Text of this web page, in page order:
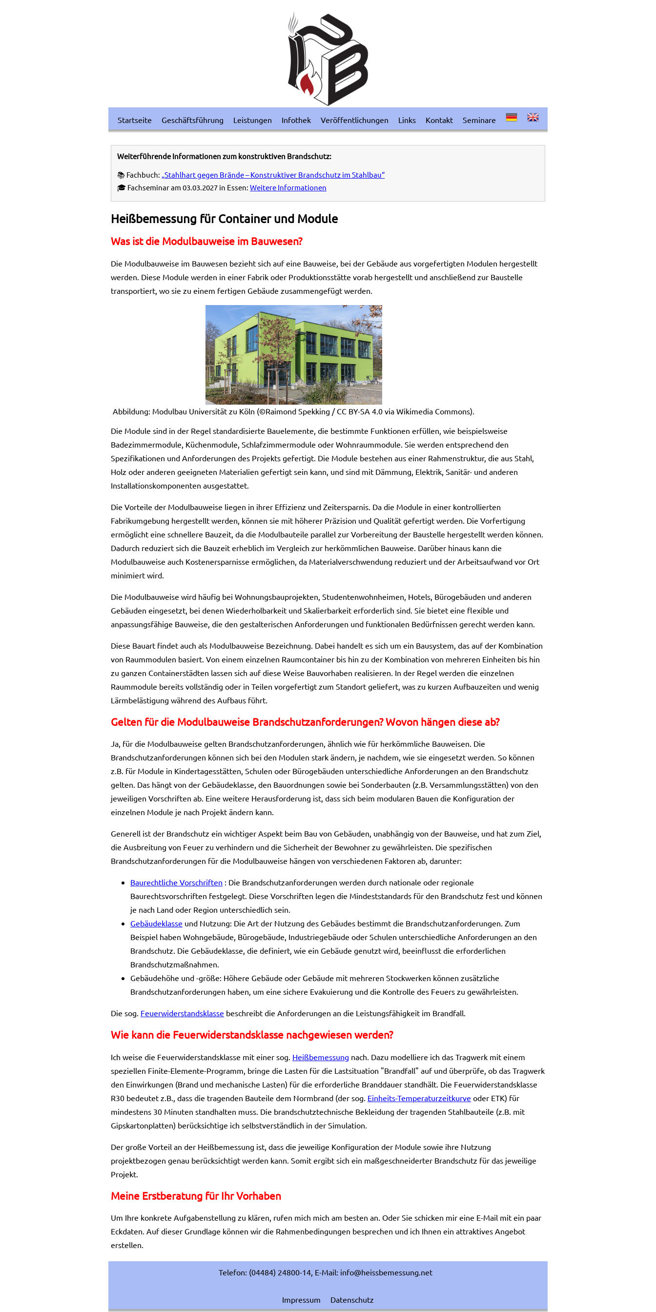
Startseite Geschäftsführung Leistungen Infothek Veröffentlichungen Links Kontakt Seminare
Weiterführende Informationen zum konstruktiven Brandschutz:
📚 Fachbuch: „Stahlhart gegen Brände – Konstruktiver Brandschutz im Stahlbau“
🎓 Fachseminar am 03.03.2027 in Essen: Weitere Informationen
Heißbemessung für Container und Module
Was ist die Modulbauweise im Bauwesen?
Die Modulbauweise im Bauwesen bezieht sich auf eine Bauweise, bei der Gebäude aus vorgefertigten Modulen hergestellt
werden. Diese Module werden in einer Fabrik oder Produktionsstätte vorab hergestellt und anschließend zur Baustelle
transportiert, wo sie zu einem fertigen Gebäude zusammengefügt werden.
Abbildung: Modulbau Universität zu Köln (©Raimond Spekking / CC BY-SA 4.0 via Wikimedia Commons).
Die Module sind in der Regel standardisierte Bauelemente, die bestimmte Funktionen erfüllen, wie beispielsweise
Badezimmermodule, Küchenmodule, Schlafzimmermodule oder Wohnraummodule. Sie werden entsprechend den
Spezifikationen und Anforderungen des Projekts gefertigt. Die Module bestehen aus einer Rahmenstruktur, die aus Stahl,
Holz oder anderen geeigneten Materialien gefertigt sein kann, und sind mit Dämmung, Elektrik, Sanitär- und anderen
Installationskomponenten ausgestattet.
Die Vorteile der Modulbauweise liegen in ihrer Effizienz und Zeitersparnis. Da die Module in einer kontrollierten
Fabrikumgebung hergestellt werden, können sie mit höherer Präzision und Qualität gefertigt werden. Die Vorfertigung
ermöglicht eine schnellere Bauzeit, da die Modulbauteile parallel zur Vorbereitung der Baustelle hergestellt werden können.
Dadurch reduziert sich die Bauzeit erheblich im Vergleich zur herkömmlichen Bauweise. Darüber hinaus kann die
Modulbauweise auch Kostenersparnisse ermöglichen, da Materialverschwendung reduziert und der Arbeitsaufwand vor Ort
minimiert wird.
Die Modulbauweise wird häufig bei Wohnungsbauprojekten, Studentenwohnheimen, Hotels, Bürogebäuden und anderen
Gebäuden eingesetzt, bei denen Wiederholbarkeit und Skalierbarkeit erforderlich sind. Sie bietet eine flexible und
anpassungsfähige Bauweise, die den gestalterischen Anforderungen und funktionalen Bedürfnissen gerecht werden kann.
Diese Bauart findet auch als Modulbauweise Bezeichnung. Dabei handelt es sich um ein Bausystem, das auf der Kombination
von Raummodulen basiert. Von einem einzelnen Raumcontainer bis hin zu der Kombination von mehreren Einheiten bis hin
zu ganzen Containerstädten lassen sich auf diese Weise Bauvorhaben realisieren. In der Regel werden die einzelnen
Raummodule bereits vollständig oder in Teilen vorgefertigt zum Standort geliefert, was zu kurzen Aufbauzeiten und wenig
Lärmbelästigung während des Aufbaus führt.
Gelten für die Modulbauweise Brandschutzanforderungen? Wovon hängen diese ab?
Ja, für die Modulbauweise gelten Brandschutzanforderungen, ähnlich wie für herkömmliche Bauweisen. Die
Brandschutzanforderungen können sich bei den Modulen stark ändern, je nachdem, wie sie eingesetzt werden. So können
z.B. für Module in Kindertagesstätten, Schulen oder Bürogebäuden unterschiedliche Anforderungen an den Brandschutz
gelten. Das hängt von der Gebäudeklasse, den Bauordnungen sowie bei Sonderbauten (z.B. Versammlungsstätten) von den
jeweiligen Vorschriften ab. Eine weitere Herausforderung ist, dass sich beim modularen Bauen die Konfiguration der
einzelnen Module je nach Projekt ändern kann.
Generell ist der Brandschutz ein wichtiger Aspekt beim Bau von Gebäuden, unabhängig von der Bauweise, und hat zum Ziel,
die Ausbreitung von Feuer zu verhindern und die Sicherheit der Bewohner zu gewährleisten. Die spezifischen
Brandschutzanforderungen für die Modulbauweise hängen von verschiedenen Faktoren ab, darunter:
Baurechtliche Vorschriften : Die Brandschutzanforderungen werden durch nationale oder regionale
Baurechtsvorschriften festgelegt. Diese Vorschriften legen die Mindeststandards für den Brandschutz fest und können
je nach Land oder Region unterschiedlich sein.
Gebäudeklasse und Nutzung: Die Art der Nutzung des Gebäudes bestimmt die Brandschutzanforderungen. Zum
Beispiel haben Wohngebäude, Bürogebäude, Industriegebäude oder Schulen unterschiedliche Anforderungen an den
Brandschutz. Die Gebäudeklasse, die definiert, wie ein Gebäude genutzt wird, beeinflusst die erforderlichen
Brandschutzmaßnahmen.
Gebäudehöhe und -größe: Höhere Gebäude oder Gebäude mit mehreren Stockwerken können zusätzliche
Brandschutzanforderungen haben, um eine sichere Evakuierung und die Kontrolle des Feuers zu gewährleisten.
Die sog. Feuerwiderstandsklasse beschreibt die Anforderungen an die Leistungsfähigkeit im Brandfall.
Wie kann die Feuerwiderstandsklasse nachgewiesen werden?
Ich weise die Feuerwiderstandsklasse mit einer sog. Heißbemessung nach. Dazu modelliere ich das Tragwerk mit einem
speziellen Finite-Elemente-Programm, bringe die Lasten für die Lastsituation "Brandfall" auf und überprüfe, ob das Tragwerk
den Einwirkungen (Brand und mechanische Lasten) für die erforderliche Branddauer standhält. Die Feuerwiderstandsklasse
R30 bedeutet z.B., dass die tragenden Bauteile dem Normbrand (der sog. Einheits-Temperaturzeitkurve oder ETK) für
mindestens 30 Minuten standhalten muss. Die brandschutztechnische Bekleidung der tragenden Stahlbauteile (z.B. mit
Gipskartonplatten) berücksichtige ich selbstverständlich in der Simulation.
Der große Vorteil an der Heißbemessung ist, dass die jeweilige Konfiguration der Module sowie ihre Nutzung
projektbezogen genau berücksichtigt werden kann. Somit ergibt sich ein maßgeschneiderter Brandschutz für das jeweilige
Projekt.
Meine Erstberatung für Ihr Vorhaben
Um Ihre konkrete Aufgabenstellung zu klären, rufen mich mich am besten an. Oder Sie schicken mir eine E-Mail mit ein paar
Eckdaten. Auf dieser Grundlage können wir die Rahmenbedingungen besprechen und ich Ihnen ein attraktives Angebot
erstellen.
Telefon: (04484) 24800-14, E-Mail: info@heissbemessung.net
Impressum Datenschutz